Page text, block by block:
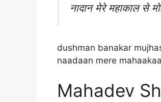
नादान मेरे महाकाल से
dushman banakar
naadaan mere
Mahadev